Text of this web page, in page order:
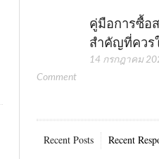
คู่มือการซื้อ
สำคัญที่ควร
14 กรกฎาคม
Comment
Recent Posts Recent